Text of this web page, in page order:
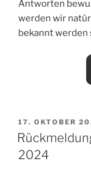
Antworten
werden wir
bekannt werden
AM
17. OKTOBER
2024